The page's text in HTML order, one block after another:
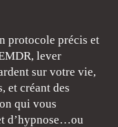
protocole précis et
lever
sur votre vie,
et créant des
qui vous
d’hypnose…ou